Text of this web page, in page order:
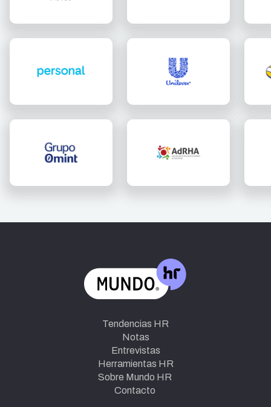
Tendencias HR
Notas
Entrevistas
Herramientas HR
Sobre Mundo HR
Contacto